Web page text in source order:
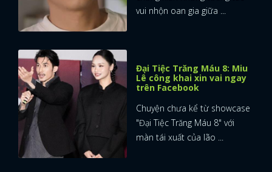
vui nhộn oan gia giữa ...
Đại Tiệc Trăng Máu 8: Miu
Lê công khai xin vai ngay
trên Facebook
Chuyện chưa kể từ showcase
"Đại Tiệc Trăng Máu 8" với
màn tái xuất của lão ...